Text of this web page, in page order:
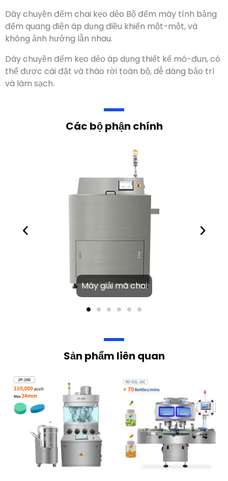
Dây chuyền đếm chai kẹo dẻo Bộ đếm máy tính bảng
đếm quang điện áp dụng điều khiển một-một, và
không ảnh hưởng lẫn nhau.
Dây chuyền đếm kẹo dẻo áp dụng thiết kế mô-đun, có
thể được cài đặt và tháo rời toàn bộ, dễ dàng bảo trì
và làm sạch.
Các bộ phận chính
Máy giải mã chai
Sản phẩm liên quan